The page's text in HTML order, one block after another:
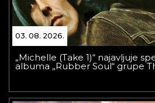
03. 08. 2026.
„Michelle (Take 1)“ najavljuje
albuma „Rubber Soul“ grupe